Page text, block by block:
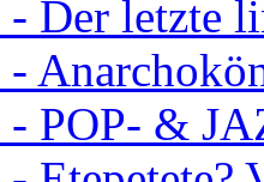
Der letzte
-
- POP- &